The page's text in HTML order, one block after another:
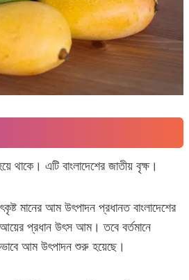
থাকে। এটি বাংলাদেশের জাতীয় বৃক্ষ।
মানের আম উৎপাদন প্রধানত বাংলাদেশের
প্রধান উৎস আম। তবে বর্তমানে
আম উৎপাদন শুরু হয়েছে।